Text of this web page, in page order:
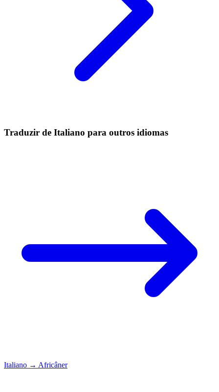
Traduzir de Italiano para outros idiomas
Italiano → Africâner